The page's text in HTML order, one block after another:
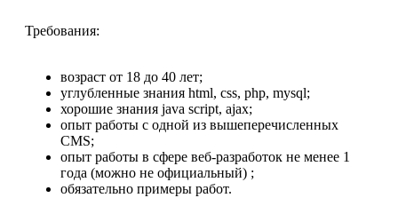
Требования:
возраст от 18 до 40 лет;
углубленные знания html, css, php, mysql;
хорошие знания java script, ajax;
опыт работы с одной из вышеперечисленных
CMS;
опыт работы в сфере веб-разработок не менее 1
года (можно не официальный) ;
обязательно примеры работ.